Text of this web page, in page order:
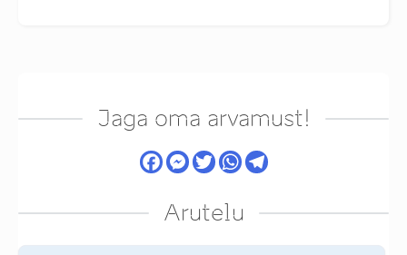
Jaga oma arvamust!
Arutelu